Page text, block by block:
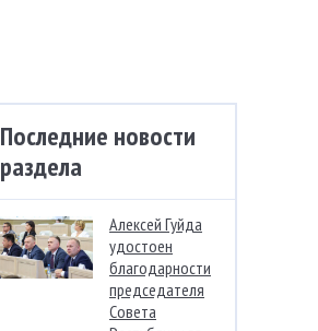
Последние новости
раздела
Алексей Гуйда
удостоен
благодарности
председателя
Совета